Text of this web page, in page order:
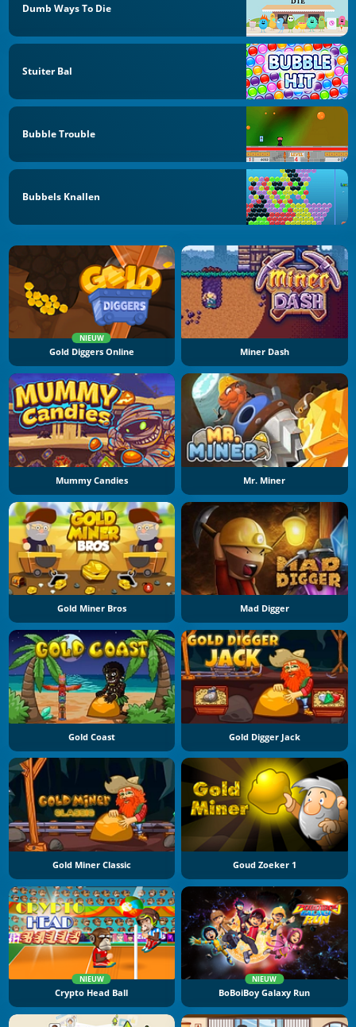
Dumb Ways To Die
Stuiter Bal
Bubble Trouble
Bubbels Knallen
NIEUW
Gold Diggers Online Miner Dash
Mummy Candies Mr. Miner
Gold Miner Bros Mad Digger
Gold Coast Gold Digger Jack
Gold Miner Classic Goud Zoeker 1
NIEUW
Crypto Head Ball
NIEUW
BoBoiBoy Galaxy Run